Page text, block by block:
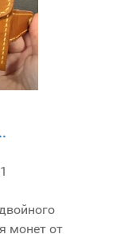
монет от